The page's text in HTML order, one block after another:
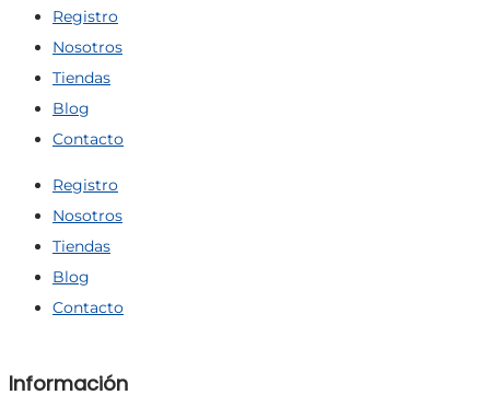
Registro
Nosotros
Tiendas
Blog
Contacto
Registro
Nosotros
Tiendas
Blog
Contacto
Información